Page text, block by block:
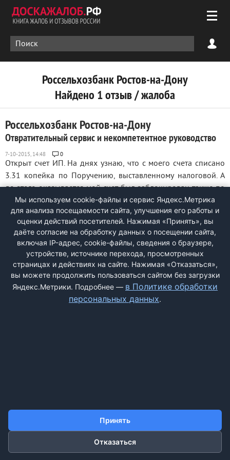
Россельхозбанк Ростов-на-Дону
Найдено 1 отзыв / жалоба
Россельхозбанк Ростов-на-Дону
Отвратительный сервис и некомпетентное руководство
0
Открыт счет ИП. На днях узнаю, что с моего счета списано
3.31 копейка по Поручению, выставленному налоговой. А
до этого оказывается мой счет был заблокирован также по
решению налоговой, о чем меня в известность никто не
поставил... Ладно, 3 рубля -невелика потеря, если бы не
одно "НО"! ...
ДОБАВИТЬ ЖАЛОБУ
КОНТАКТЫ
Мы используем cookie-файлы и сервис Яндекс.Метрика
для анализа посещаемости сайта, улучшения его работы и
оценки действий посетителей. Нажимая «Принять», вы
даёте согласие на обработку данных о посещении сайта,
включая IP-адрес, cookie-файлы, сведения о браузере,
устройстве, источнике перехода, просмотренных
страницах и действиях на сайте. Нажимая «Отказаться»,
вы можете продолжить пользоваться сайтом без загрузки
Яндекс.Метрики. Подробнее — в Политике обработки
персональных данных.
Принять
Отказаться